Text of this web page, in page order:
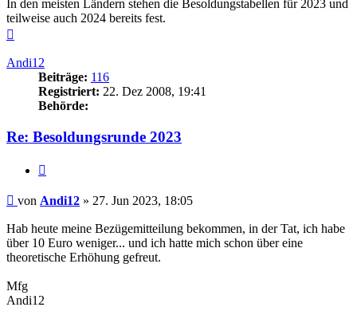
In den meisten Ländern stehen die Besoldungstabellen für 2023 und
teilweise auch 2024 bereits fest.
Andi12
Beiträge: 116
Registriert: 22. Dez 2008, 19:41
Behörde:
Re: Besoldungsrunde 2023
Beitrag
von Andi12 » 27. Jun 2023, 18:05
Hab heute meine Bezügemitteilung bekommen, in der Tat, ich habe
über 10 Euro weniger... und ich hatte mich schon über eine
theoretische Erhöhung gefreut.
Mfg
Andi12